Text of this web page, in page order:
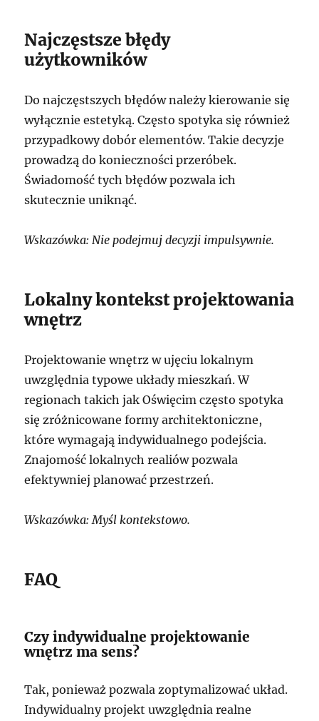
Najczęstsze błędy
użytkowników
Do najczęstszych błędów należy kierowanie się
wyłącznie estetyką. Często spotyka się również
przypadkowy dobór elementów. Takie decyzje
prowadzą do konieczności przeróbek.
Świadomość tych błędów pozwala ich
skutecznie uniknąć.
Wskazówka: Nie podejmuj decyzji impulsywnie.
Lokalny kontekst projektowania
wnętrz
Projektowanie wnętrz w ujęciu lokalnym
uwzględnia typowe układy mieszkań. W
regionach takich jak Oświęcim często spotyka
się zróżnicowane formy architektoniczne,
które wymagają indywidualnego podejścia.
Znajomość lokalnych realiów pozwala
efektywniej planować przestrzeń.
Wskazówka: Myśl kontekstowo.
FAQ
Czy indywidualne projektowanie
wnętrz ma sens?
Tak, ponieważ pozwala zoptymalizować układ.
Indywidualny projekt uwzględnia realne